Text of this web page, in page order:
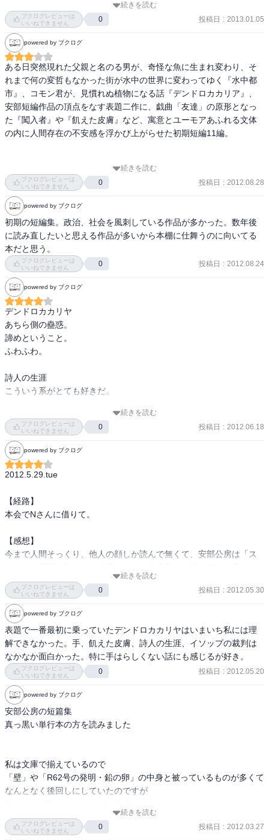
この最後の文章がすべてを語っている気がする。
ノア先生のめちゃくちゃな天地創造論も面白かった。
≪プルートーのわな≫
猫に鈴をつけに行くのは誰だ？
安部公房版イソップ童話。
≪水中都市≫
魚になるとは、どういうことか？
父親を名乗る男が、魚になっていく描写は、生臭ささえ漂ってくる
≪鉄砲屋≫
安部公房には珍しい、政治色が濃い作品。
その中でも、“雁もどき”の大群の襲来に備えて銃を売るという、
奇想天外なアイディアで異世界感たっぷり。
≪イソップの裁判≫
少し分かりにくかったけど、“噂”というもののいい加減さを皮肉った
作品なのかな。
今回一番気になった（気に入った）文章はこれ。
「プルートーのわな」から。ねずみオルフォイオスの台詞。
「困難が君達を強くするのを待つよりほかないのだろうか。」
そうなのかもしれない。
続きを読む
ブクログレビューは
いいねできません
0 投稿日 : 2013.01.05
powered by ブクログ
ある日突然現れた父親と名のる男が、奇怪な魚に生まれ変わり、そ
れまで何の変哲もなかった街が水中の世界に変わってゆく『水中都
市』、コモン君が、見慣れぬ植物になる話『デンドロカカリア』、
安部短編作品の頂点をなす表題二作に、戯曲「友達」の原形となっ
た『闖入者』や『飢えた皮膚』など、寓意とユーモアあふれる文体
の内に人間存在の不安感を浮かび上がらせた初期短編11編。
紀伊国屋、本のまくらフェアで購入。
安部公房の短編集はお腹いっぱいになるな。
続きを読む
ブクログレビューは
いいねできません
0 投稿日 : 2012.08.28
powered by ブクログ
初期の短編集。政治、社会を風刺している作品が多かった。数年後
に読み直したいと思える作品が多いから本棚に仕舞うのに向いてる
本だと思う。
ブクログレビューは
いいねできません
0 投稿日 : 2012.08.24
powered by ブクログ
デンドロカカリヤ
あちら側の蠱惑。
諦めということ。
ふわふわ。
詩人の生涯
こういう系がとても好きだ。
闖入者
とんでもなく嫌な話。
すごいイライラしたけど、巻き込まれてなす術もなく、というのは
とても安部公房ぽいなぁ。
なんとなく第四間氷期思い出した。
最後が好き。
続きを読む
ブクログレビューは
いいねできません
0 投稿日 : 2012.06.18
powered by ブクログ
2012.5.29.tue
【経路】
本会でNさんに借りて。
【感想】
今まで人間そっくり、他人の顔しか読んで無くて、安部公房は「ス
ようとする」という認識で、着想は面白いので勢いで読めるが考え
に不快感をもった場合なかなかそこから抜け出せないから苦手な作
家だった。
仲良くはなれないけど遠目に見てるぶんには好きな人というかん
じ。笑
だからわたしには著書のような短編の方が付き合いやすいみたい。
＊
にんげんの無力さと、「わたし」が「わたし」たる所以って何？
ってことをよく考えさせられた。
特に恐ろしかったのは 闖入者。
あっさりと常識を否定されて孤立し、疲れ果ててしまう絶望感！
安部公房は教訓めいたものは残さず、たんたんと不条理を皮肉たっ
【内容メモ】
■デンドロカカリア
•コモン君、顔が裏返る
•女からの手紙、あの人、約束時間
続きを読む
ブクログレビューは
いいねできません
0 投稿日 : 2012.05.30
powered by ブクログ
表題で一番最初に乗っていたデンドロカカリヤはいまいち私には理
解できなかった。手、飢えた皮膚、詩人の生涯、イソップの裁判は
なかなか面白かった。特に手はらしくない話にも感じるが好き。
ブクログレビューは
いいねできません
0 投稿日 : 2012.05.20
powered by ブクログ
安部公房の短篇集
真っ黒い単行本の方を読みました
私は文庫で揃えているので
「壁」や「R62号の発明・鉛の卵」の中身と被っているものが多くて
なんとなく後回しにしていたのですが
この人の水を含んだ砂のようなざりりとした比喩に
堪らない恍惚を覚えます
続きを読む
ブクログレビューは
いいねできません
0 投稿日 : 2012.03.27